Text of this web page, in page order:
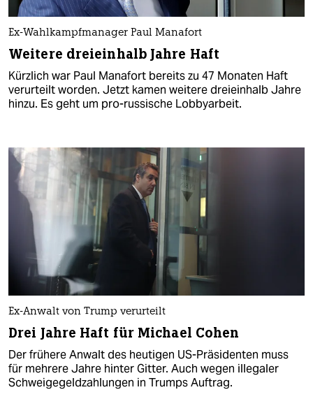
Ex-Wahlkampfmanager Paul Manafort
Weitere dreieinhalb Jahre Haft
Kürzlich war Paul Manafort bereits zu 47 Monaten Haft
verurteilt worden. Jetzt kamen weitere dreieinhalb Jahre
hinzu. Es geht um pro-russische Lobbyarbeit.
Ex-Anwalt von Trump verurteilt
Drei Jahre Haft für Michael Cohen
Der frühere Anwalt des heutigen US-Präsidenten muss
für mehrere Jahre hinter Gitter. Auch wegen illegaler
Schweigegeldzahlungen in Trumps Auftrag.